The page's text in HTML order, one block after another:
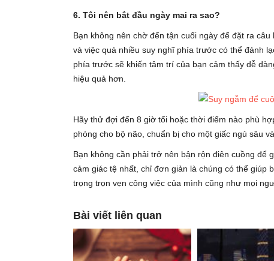
6. Tôi nên bắt đầu ngày mai ra sao?
Bạn không nên chờ đến tận cuối ngày để đặt ra
và việc quá nhiều suy nghĩ phía trước có thể đánh
phía trước sẽ khiến tâm trí của bạn cảm thấy dễ
hiệu quả hơn.
Hãy thử đợi đến 8 giờ tối hoặc thời điểm nào phù
phóng cho bộ não, chuẩn bị cho một giấc ngủ sâu
Bạn không cần phải trở nên bận rộn điên cuồng để
cảm giác tệ nhất, chỉ đơn giản là chúng có thể giúp
trọng trọn vẹn công việc của mình cũng như mọi
Bài viết liên quan